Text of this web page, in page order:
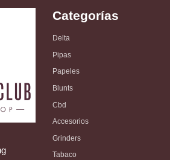
Categorías
Delta
Pipas
Papeles
Blunts
Cbd
Accesorios
Grinders
Tabaco